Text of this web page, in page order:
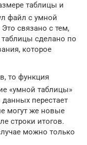
таблицы и
файл с умной
связано с тем,
сделано по
которое
то функция
«умной таблицы»
перестает
могут же новые
строки итогов.
можно только